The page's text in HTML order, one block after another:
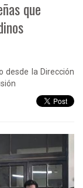
que
desde la Dirección